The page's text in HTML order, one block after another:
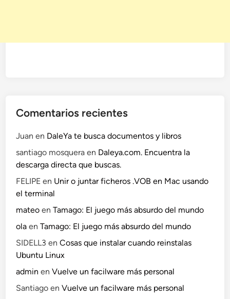
o
i
r
a
s
.
Comentarios recientes
Juan en DaleYa te busca documentos y libros
santiago mosquera en Daleya.com. Encuentra la
descarga directa que buscas.
FELIPE en Unir o juntar ficheros .VOB en Mac usando
el terminal
mateo enTamago: El juego más absurdo del mundo
ola enTamago: El juego más absurdo del mundo
SIDELL3 enCosas que instalar cuando reinstalas
Ubuntu Linux
admin enVuelve un facilware más personal
Santiago enVuelve un facilware más personal